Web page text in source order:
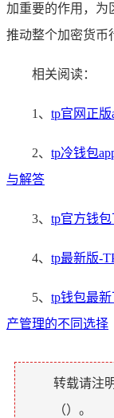
加重要的作用，为
推动整个加密货币
相关阅读：
1、 tp官网正
2、 tp冷钱包
与解答
3、 tp官方钱
4、 tp最新版-
5、 tp钱包最
产管理的不同选择
转载请注
（）。